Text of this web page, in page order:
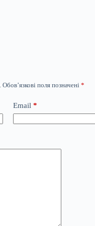
Обов’язкові поля позначені *
Email *